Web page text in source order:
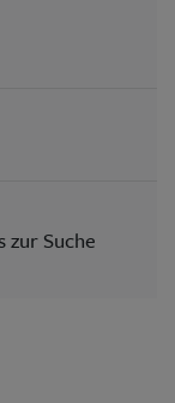
zur Suche